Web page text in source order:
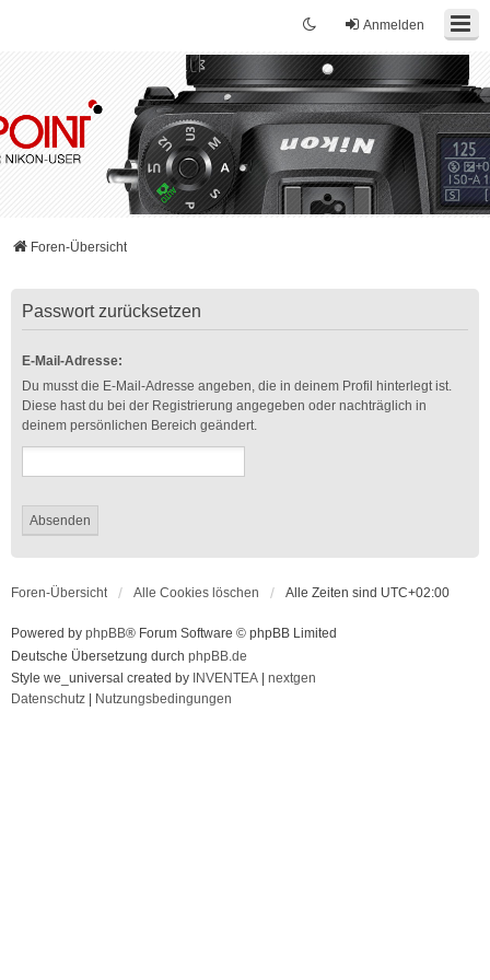
Anmelden
Foren-Übersicht
Passwort zurücksetzen
E-Mail-Adresse:
Du musst die E-Mail-Adresse angeben, die in deinem Profil hinterlegt ist.
Diese hast du bei der Registrierung angegeben oder nachträglich in
deinem persönlichen Bereich geändert.
Foren-Übersicht Alle Cookies löschen Alle Zeiten sind UTC+02:00
Powered by phpBB® Forum Software © phpBB Limited
Deutsche Übersetzung durch phpBB.de
Style we_universal created by INVENTEA
nextgen
Datenschutz
Nutzungsbedingungen